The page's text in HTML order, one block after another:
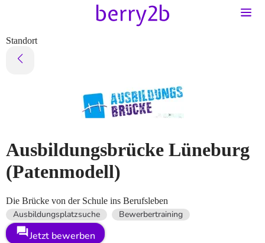
Standort
Ausbildungsbrücke Lüneburg
(Patenmodell)
Die Brücke von der Schule ins Berufsleben
Ausbildungsplatzsuche Bewerbertraining
Jetzt bewerben